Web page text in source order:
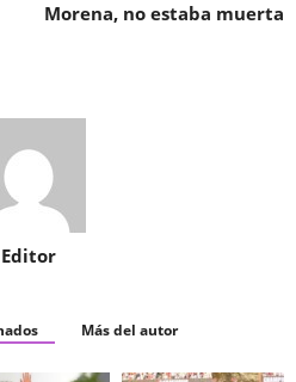
Morena, no estaba muerta
Editor
Más del autor